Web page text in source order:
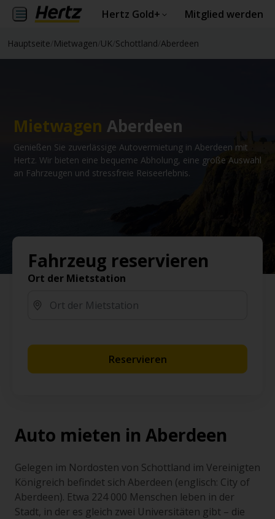
Hertz Gold+ Mitglied werden
Hauptseite Mietwagen UK Schottland Aberdeen
Mietwagen Aberdeen
Genießen Sie zuverlässige Autovermietung in Aberdeen mit
Hertz. Wir bieten eine bequeme Abholung, eine große Auswahl
an Fahrzeugen und stressfreie Reiseerlebnis.
Fahrzeug reservieren
Ort der Mietstation
Reservieren
Auto mieten in Aberdeen
Gelegen im Nordosten von Schottland im Vereinigten
Königreich befindet sich Aberdeen (englisch: City of
Aberdeen). Etwa 224 000 Menschen leben in der
Stadt, in der es gleich zwei Universitäten gibt – die